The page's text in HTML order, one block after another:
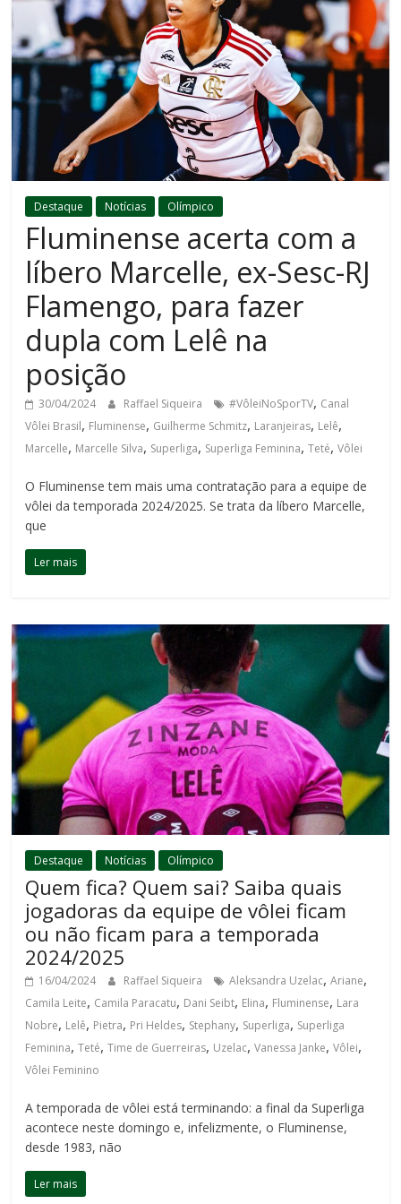
Destaque Notícias Olímpico
Fluminense acerta com a
líbero Marcelle, ex-Sesc-RJ
Flamengo, para fazer
dupla com Lelê na
posição
30/04/2024 Raffael Siqueira #VôleiNoSporTV, Canal
Vôlei Brasil, Fluminense, Guilherme Schmitz, Laranjeiras, Lelê,
Marcelle, Marcelle Silva, Superliga, Superliga Feminina,Teté,Vôlei
O Fluminense tem mais uma contratação para a equipe de
vôlei da temporada 2024/2025. Se trata da líbero Marcelle,
que
Ler mais
Destaque Notícias Olímpico
Quem fica? Quem sai? Saiba quais
jogadoras da equipe de vôlei ficam
ou não ficam para a temporada
2024/2025
16/04/2024 Raffael Siqueira Aleksandra Uzelac,Ariane,
Camila Leite, Camila Paracatu, Dani Seibt, Elina, Fluminense, Lara
Nobre, Lelê, Pietra, Pri Heldes, Stephany, Superliga, Superliga
Feminina,Teté,Time de Guerreiras, Uzelac,Vanessa Janke,Vôlei,
Vôlei Feminino
A temporada de vôlei está terminando: a final da Superliga
acontece neste domingo e, infelizmente, o Fluminense,
desde 1983, não
Ler mais